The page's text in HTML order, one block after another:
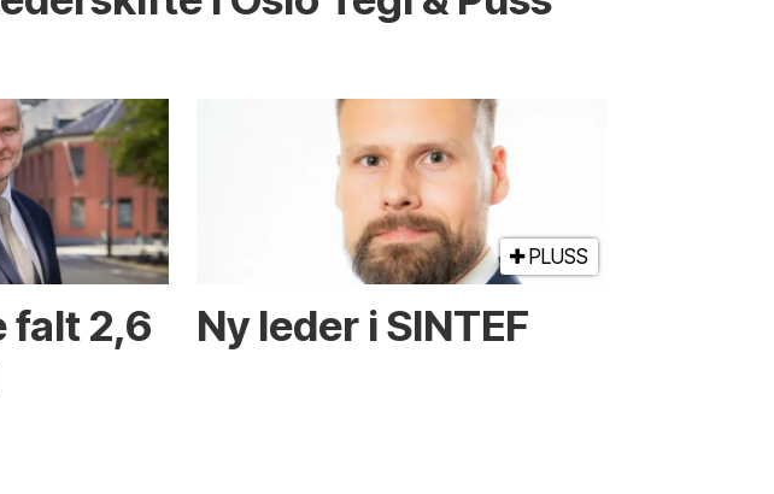
falt 2,6
PLUSS
Ny leder i SINTEF